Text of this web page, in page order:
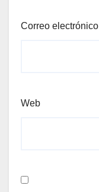
Correo electrónico
Web